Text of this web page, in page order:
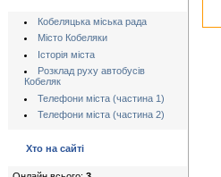
Кобеляцька міська рада
Місто Кобеляки
Історія міста
Розклад руху автобусів
Кобеляк
Телефони міста (частина 1)
Телефони міста (частина 2)
Хто на сайті